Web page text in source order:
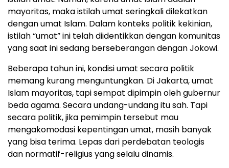
mayoritas, maka istilah umat seringkali dilekatkan
dengan umat Islam. Dalam konteks politik kekinian,
istilah “umat” ini telah diidentikkan dengan komunitas
yang saat ini sedang berseberangan dengan Jokowi.
Beberapa tahun ini, kondisi umat secara politik
memang kurang menguntungkan. Di Jakarta, umat
Islam mayoritas, tapi sempat dipimpin oleh gubernur
beda agama. Secara undang-undang itu sah. Tapi
secara politik, jika pemimpin tersebut mau
mengakomodasi kepentingan umat, masih banyak
yang bisa terima. Lepas dari perdebatan teologis
dan normatif-religius yang selalu dinamis.